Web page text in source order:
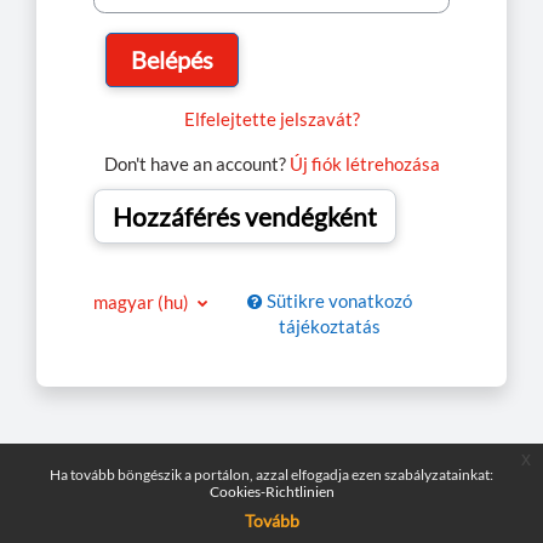
Belépés
Elfelejtette jelszavát?
Don't have an account? Új fiók létrehozása
Hozzáférés vendégként
magyar ‎(hu)‎
Sütikre vonatkozó
tájékoztatás
Ha tovább böngészik a portálon, azzal elfogadja ezen szabályzatainkat:
Cookies-Richtlinien
Tovább